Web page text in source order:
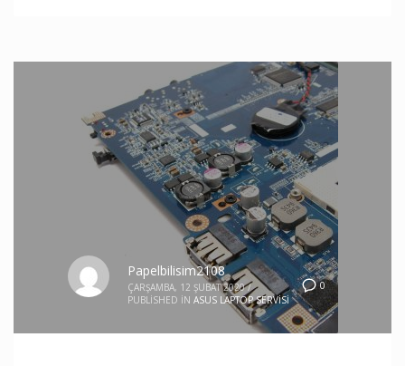
0
Papelbilisim2108
ÇARŞAMBA, 12 ŞUBAT 2020 /
PUBLISHED IN ASUS LAPTOP SERVISI